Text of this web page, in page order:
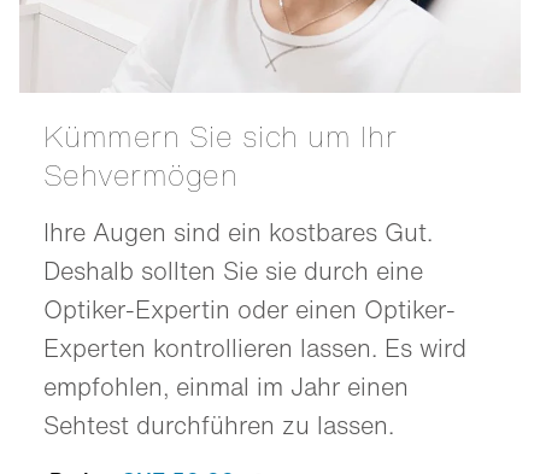
Kümmern Sie sich um Ihr
Sehvermögen
Ihre Augen sind ein kostbares Gut.
Deshalb sollten Sie sie durch eine
Optiker-Expertin oder einen Optiker-
Experten kontrollieren lassen. Es wird
empfohlen, einmal im Jahr einen
Sehtest durchführen zu lassen.